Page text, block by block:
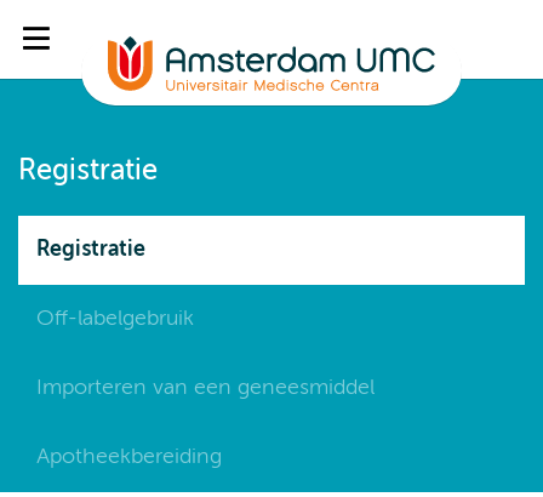
Registratie
Registratie
Off-labelgebruik
Importeren van een geneesmiddel
Apotheekbereiding